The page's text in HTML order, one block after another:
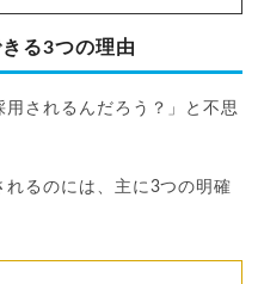
る3つの理由
用されるんだろう？」と不思
るのには、主に3つの明確